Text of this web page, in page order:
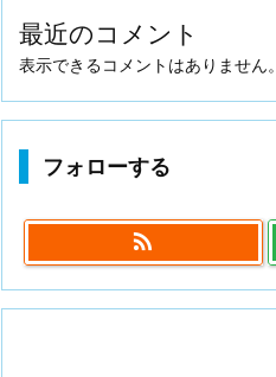
最近のコメント
表示できるコメントはありません。
フォローする
